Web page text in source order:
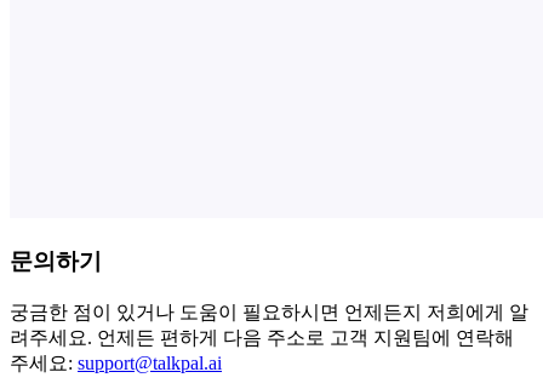
문의하기
궁금한 점이 있거나 도움이 필요하시면 언제든지 저희에게 알
려주세요. 언제든 편하게 다음 주소로 고객 지원팀에 연락해
주세요: support@talkpal.ai